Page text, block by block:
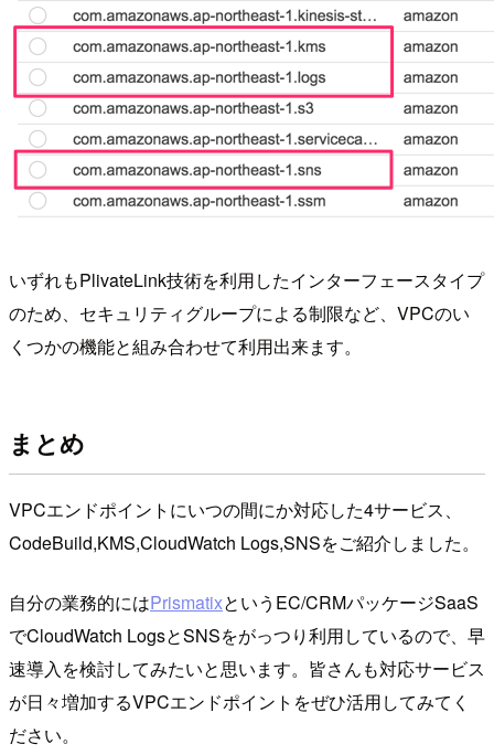
いずれもPlivateLink技術を利用したインターフェースタイプ
のため、セキュリティグループによる制限など、VPCのい
くつかの機能と組み合わせて利用出来ます。
まとめ
VPCエンドポイントにいつの間にか対応した4サービス、
CodeBuild,KMS,CloudWatch Logs,SNSをご紹介しました。
自分の業務的にはPrismatixというEC/CRMパッケージSaaS
でCloudWatch LogsとSNSをがっつり利用しているので、早
速導入を検討してみたいと思います。皆さんも対応サービス
が日々増加するVPCエンドポイントをぜひ活用してみてく
ださい。